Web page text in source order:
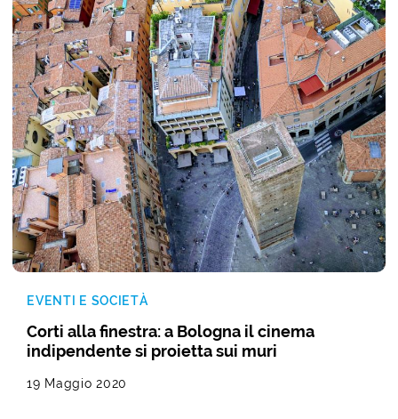
EVENTI E SOCIETÀ
Corti alla finestra: a Bologna il cinema
indipendente si proietta sui muri
19 Maggio 2020